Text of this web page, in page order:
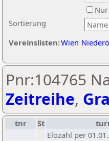
Sortierung
Vereinslisten:Wien
Pnr:104765
Zeitreihe,
tnr St
Elozahl per